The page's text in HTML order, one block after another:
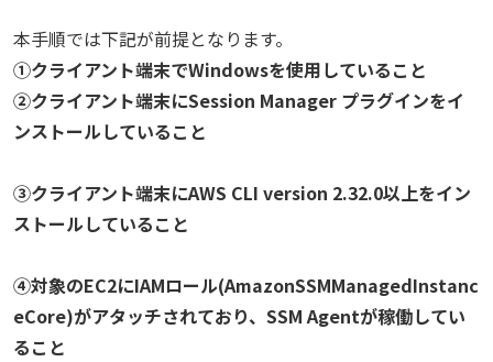
本手順では下記が前提となります。
①クライアント端末でWindowsを使用していること
②クライアント端末にSession Manager プラグインをイ
ンストールしていること
③クライアント端末にAWS CLI version 2.32.0以上をイン
ストールしていること
④対象のEC2にIAMロール(AmazonSSMManagedInstanc
eCore)がアタッチされており、SSM Agentが稼働してい
ること